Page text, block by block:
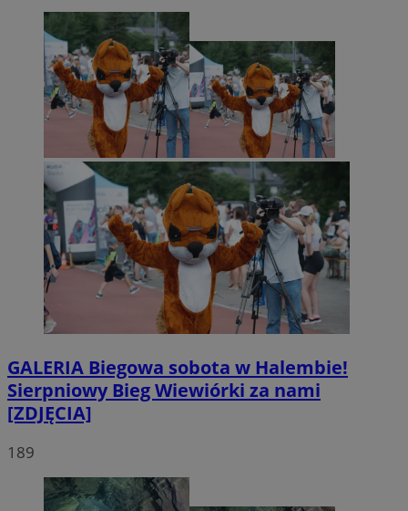
GALERIA Biegowa sobota w Halembie!
Sierpniowy Bieg Wiewiórki za nami
[ZDJĘCIA]
189